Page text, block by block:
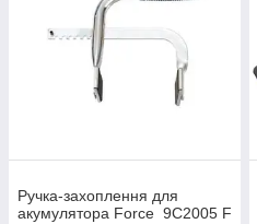
Ручка-захоплення для
акумулятора Force 9C2005 F